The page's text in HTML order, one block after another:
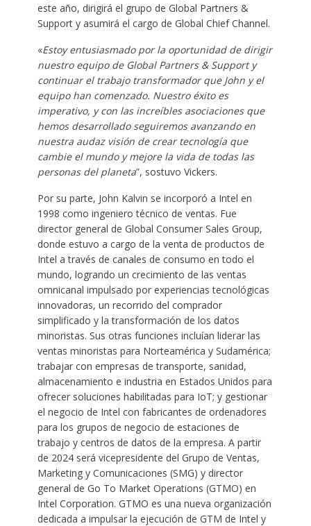
este año, dirigirá el grupo de Global Partners &
Support y asumirá el cargo de Global Chief Channel.
«Estoy entusiasmado por la oportunidad de dirigir
nuestro equipo de Global Partners & Support y
continuar el trabajo transformador que John y el
equipo han comenzado. Nuestro éxito es
imperativo, y con las increíbles asociaciones que
hemos desarrollado seguiremos avanzando en
nuestra audaz visión de crear tecnología que
cambie el mundo y mejore la vida de todas las
personas del planeta”, sostuvo Vickers.
Por su parte, John Kalvin se incorporó a Intel en
1998 como ingeniero técnico de ventas. Fue
director general de Global Consumer Sales Group,
donde estuvo a cargo de la venta de productos de
Intel a través de canales de consumo en todo el
mundo, logrando un crecimiento de las ventas
omnicanal impulsado por experiencias tecnológicas
innovadoras, un recorrido del comprador
simplificado y la transformación de los datos
minoristas. Sus otras funciones incluían liderar las
ventas minoristas para Norteamérica y Sudamérica;
trabajar con empresas de transporte, sanidad,
almacenamiento e industria en Estados Unidos para
ofrecer soluciones habilitadas para IoT; y gestionar
el negocio de Intel con fabricantes de ordenadores
para los grupos de negocio de estaciones de
trabajo y centros de datos de la empresa. A partir
de 2024 será vicepresidente del Grupo de Ventas,
Marketing y Comunicaciones (SMG) y director
general de Go To Market Operations (GTMO) en
Intel Corporation. GTMO es una nueva organización
dedicada a impulsar la ejecución de GTM de Intel y